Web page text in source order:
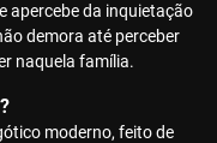
apercebe da inquietação
demora até perceber
naquela família.
moderno, feito de